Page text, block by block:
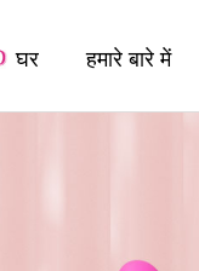
घर हमारे बारे में